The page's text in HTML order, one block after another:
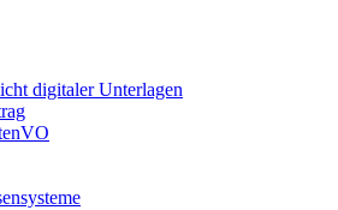
digitaler Unterlagen